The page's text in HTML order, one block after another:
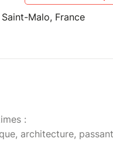
Malo, France
:
architecture,